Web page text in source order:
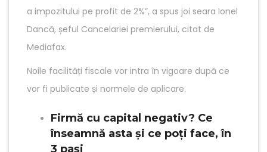
a impozitului pe profit de 2%”, a spus joi seara Ionel
Dancă, șeful Cancelariei premierului, citat de
Mediafax.
Noile facilități fiscale vor intra în vigoare după ce
vor fi publicate și normele de aplicare.
Firmă cu capital negativ? Ce
înseamnă asta și ce poți face, în
3 pași